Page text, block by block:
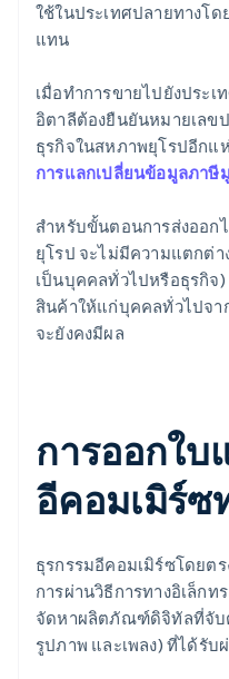
ใช้ในประเทศปลายทางโ
แทน
เมื่อทําการขายไปยังประ
อิตาลีต้องยืนยันหมายเลข
ธุรกิจในสหภาพยุโรปอีกแ
การแลกเปลี่ยนข้อมูลภาษี
สําหรับขั้นตอนการส่งออก
ยุโรป จะไม่มีความแตกต่
เป็นบุคคลทั่วไปหรือธุรกิจ
สินค้าให้แก่บุคคลทั่วไปจ
จะยังคงมีผล
การออกใบ
อีคอมเมิร์ซ
ธุรกรรมอีคอมเมิร์ซโดยต
การผ่านวิธีการทางอิเล็กท
จัดหาผลิตภัณฑ์ดิจิทัลที่จับ
รูปภาพ และเพลง) ที่ได้รับ